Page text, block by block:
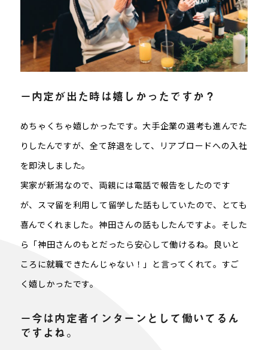
－内定が出た時は嬉しかったですか？
めちゃくちゃ嬉しかったです。大手企業の選考も進んでた
りしたんですが、全て辞退をして、リアブロードへの入社
を即決しました。
実家が新潟なので、両親には電話で報告をしたのです
が、スマ留を利用して留学した話もしていたので、とても
喜んでくれました。神田さんの話もしたんですよ。そした
ら「神田さんのもとだったら安心して働けるね。良いと
ころに就職できたんじゃない！」と言ってくれて。すご
く嬉しかったです。
－今は内定者インターンとして働いてるん
ですよね。